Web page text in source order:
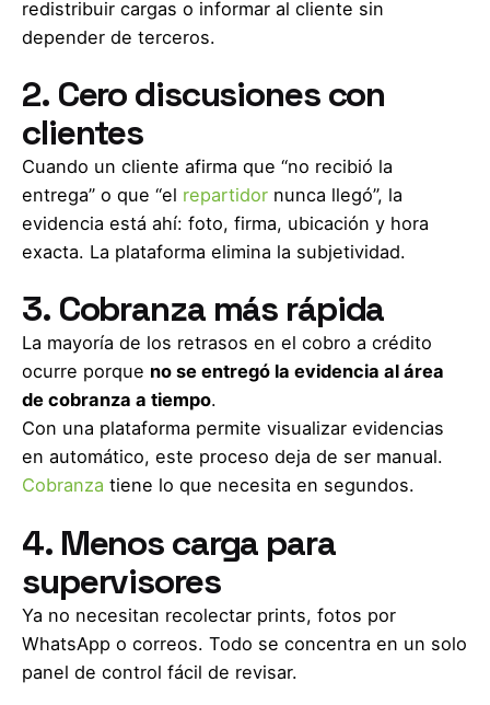
redistribuir cargas o informar al cliente sin
depender de terceros.
2. Cero discusiones con
clientes
Cuando un cliente afirma que “no recibió la
entrega” o que “el repartidor nunca llegó”, la
evidencia está ahí: foto, firma, ubicación y hora
exacta. La plataforma elimina la subjetividad.
3. Cobranza más rápida
La mayoría de los retrasos en el cobro a crédito
ocurre porque no se entregó la evidencia al área
de cobranza a tiempo.
Con una plataforma permite visualizar evidencias
en automático, este proceso deja de ser manual.
Cobranza tiene lo que necesita en segundos.
4. Menos carga para
supervisores
Ya no necesitan recolectar prints, fotos por
WhatsApp o correos. Todo se concentra en un solo
panel de control fácil de revisar.